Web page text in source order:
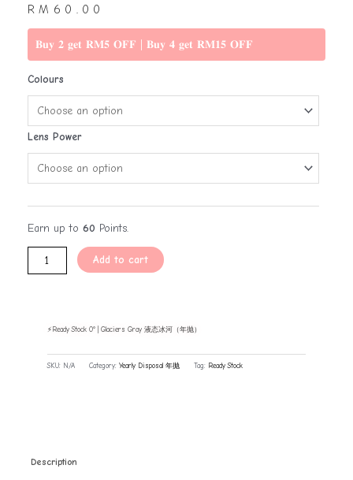
RM 60.00
𝐁𝐮𝐲 𝟐 𝐠𝐞𝐭 𝐑𝐌𝟓 𝐎𝐅𝐅 | 𝐁𝐮𝐲 𝟒 𝐠𝐞𝐭 𝐑𝐌𝟏𝟓 𝐎𝐅𝐅
Colours
Lens Power
Earn up to 60 Points.
Add to cart
⚡Ready Stock 0° | Glaciers Gray 液态冰河（年抛）
SKU: N/A Category: Yearly Disposal 年抛 Tag: Ready Stock
Description